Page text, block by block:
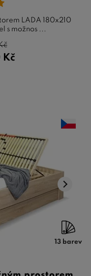
LADA 180x210
s možnos ...
Kč
13 barev